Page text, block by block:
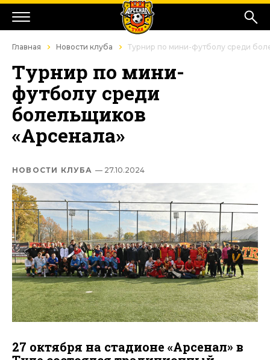
Главная Новости клуба Турнир по мини-футболу среди
Турнир по мини-
футболу среди
болельщиков
«Арсенала»
НОВОСТИ КЛУБА — 27.10.2024
27 октября на стадионе «Арсенал» в